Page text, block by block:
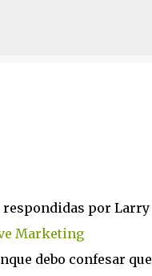
por Larry
Marketing
debo confesar que